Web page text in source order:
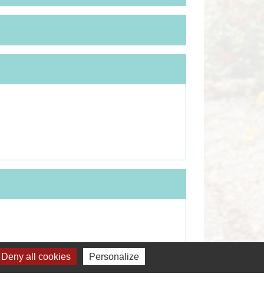
Deny all cookies Personalize